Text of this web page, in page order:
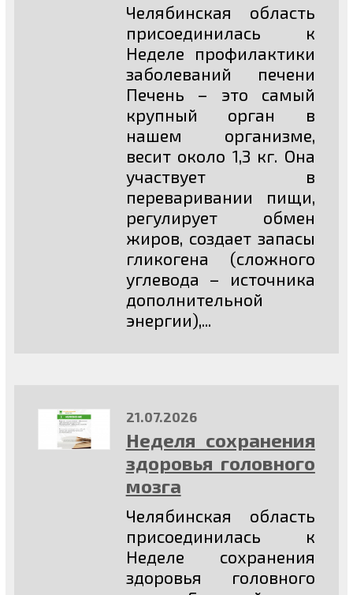
Челябинская область
присоединилась к
Неделе профилактики
заболеваний печени
Печень – это самый
крупный орган в
нашем организме,
весит около 1,3 кг. Она
участвует в
переваривании пищи,
регулирует обмен
жиров, создает запасы
гликогена (сложного
углевода – источника
дополнительной
энергии),...
21.07.2026
Неделя сохранения
здоровья головного
мозга
Челябинская область
присоединилась к
Неделе сохранения
здоровья головного